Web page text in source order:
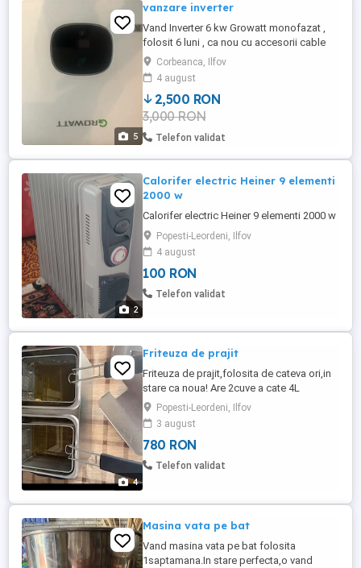
5
vanzare inverter
Vand Inverter 6 kw Growatt monofazat ,
folosit 6 luni , ca nou cu accesorii cable
de alimentare, growatt shine mnitorizare
inverter sistem de prindere, sina montare
sigurante si smart mitter. pretul este redus
la jumate ca ptr unul nou, inclus
accesoriile
Corbeanca, Ilfov
4 august
2,500 RON
3,000 RON
Telefon validat
2
Calorifer electric Heiner 9 elementi
2000 w
Calorifer electric Heiner 9 elementi 2000 w
Popesti-Leordeni, Ilfov
4 august
100 RON
Telefon validat
4
Friteuza de prajit
Friteuza de prajit,folosita de cateva ori,in
stare ca noua! Are 2cuve a cate 4L
fiecare,se poate folosi si separat! Mai
multe detalii in privat!
Popesti-Leordeni, Ilfov
3 august
780 RON
Telefon validat
Masina vata pe bat
Vand masina vata pe bat folosita
1saptamana.In stare perfecta,o vand